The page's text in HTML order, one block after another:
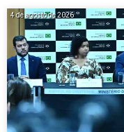
4 de agosto de 2026